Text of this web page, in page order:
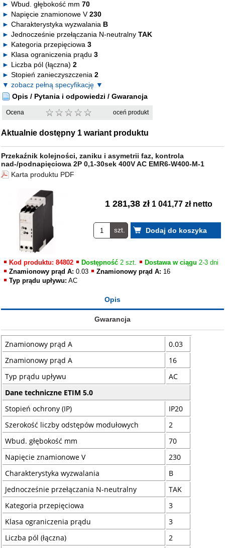
Wbud. głębokość mm70
Napięcie znamionowe V230
Charakterystyka wyzwalania B
Jednocześnie przełączania N-neutralnyTAK
Kategoria przepięciowa3
Klasa ograniczenia prądu3
Liczba pól (łączna)2
Stopień zanieczyszczenia2
▼ zobacz pełną specyfikację ▼
Opis / Pytania i odpowiedzi / Gwarancja
Ocena oceń produkt
Aktualnie dostępny 1 wariant produktu
Przekaźnik kolejności, zaniku i asymetrii faz, kontrola
nad-/podnapięciowa 2P 0,1-30sek 400V AC EMR6-W400-M-1
Karta produktu PDF
Kod produktu: 84802 Dostępność 2 szt. Dostawa w ciągu 2-3 dni
Znamionowy prąd A: 0.03 Znamionowy prąd A: 16
Typ prądu upływu: AC
1 281,38 zł 1 041,77 zł netto
szt.
Opis
Gwarancja
Znamionowy prąd A
0.03
Znamionowy prąd A
16
Typ prądu upływu
AC
Dane techniczne ETIM 5.0
Stopień ochrony (IP)
IP20
Szerokość liczby odstępów modułowych
2
Wbud. głębokość mm
70
Napięcie znamionowe V
230
Charakterystyka wyzwalania
B
Jednocześnie przełączania N-neutralny
TAK
Kategoria przepięciowa
3
Klasa ograniczenia prądu
3
Liczba pól (łączna)
2